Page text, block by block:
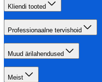
Kliendi tooted
Professionaalne tervishoid
Muud ärilahendused
Meist